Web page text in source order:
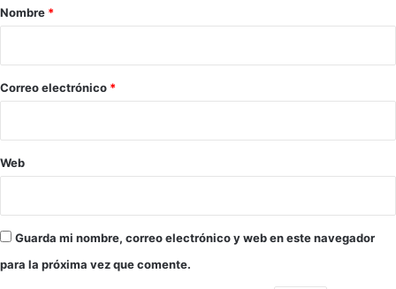
r
*
Nombre *
Correo electrónico *
Web
Guarda mi nombre, correo electrónico y web en este navegador
para la próxima vez que comente.